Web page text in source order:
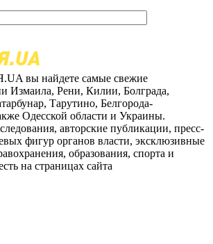
вы найдете самые свежие
Измаила, Рени, Килии, Болграда,
Тарутино, Белгорода-
Одесской области и Украины.
авторские публикации, пресс-
фигур органов власти, эксклюзивные
образования, спорта и
на страницах сайта